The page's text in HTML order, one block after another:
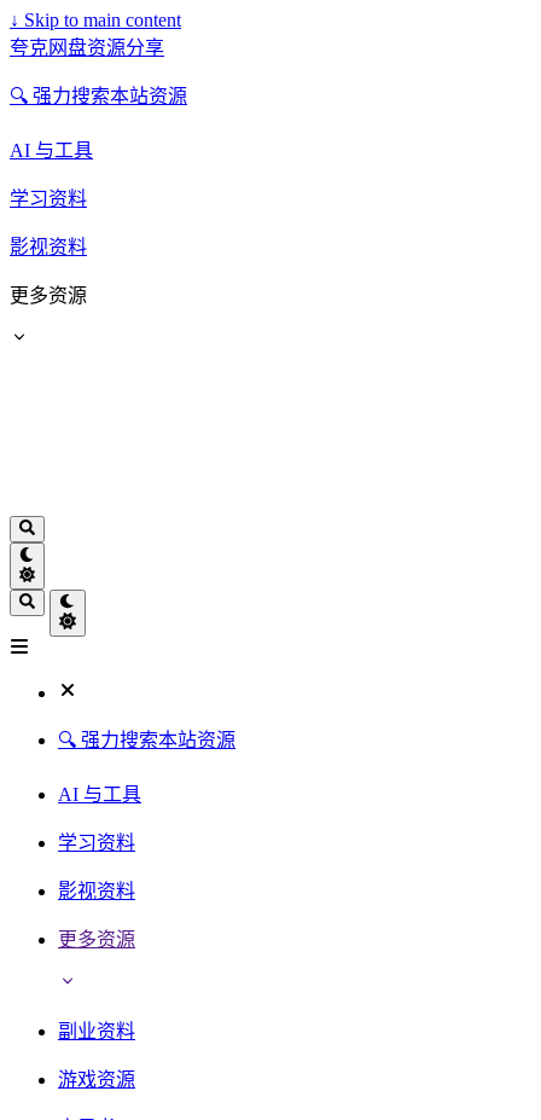
↓ Skip to main content
夸克网盘资源分享
🔍 强力搜索本站资源
AI 与工具
学习资料
影视资料
更多资源
🔍 强力搜索本站资源
AI 与工具
学习资料
影视资料
更多资源
副业资料
游戏资源